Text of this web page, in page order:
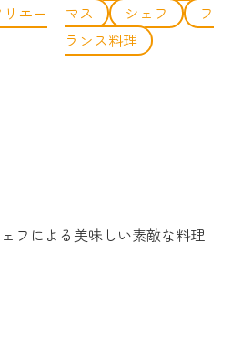
リエー
マス
シェフ
フ
ランス料理
フによる美味しい素敵な料理